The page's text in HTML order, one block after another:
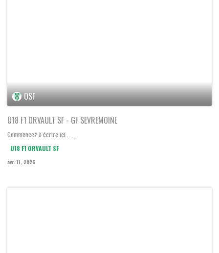
OSF
U18 F1 ORVAULT SF - GF SEVREMOINE
Commencez à écrire ici ......
U18 F1 ORVAULT SF
avr. 11, 2026